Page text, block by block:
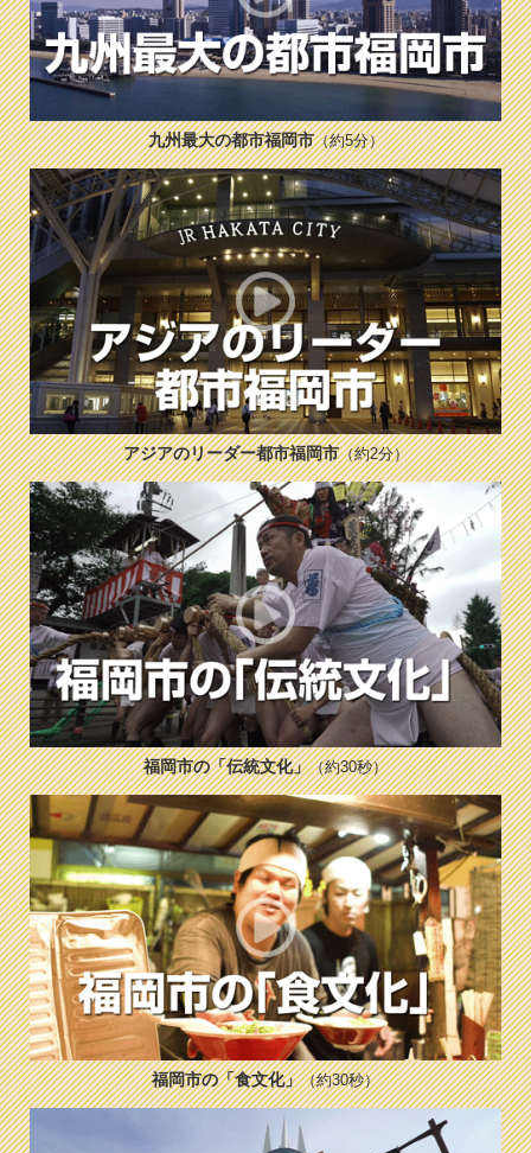
九州最大の都市福岡市（約5分）
アジアのリーダー都市福岡市（約2分）
福岡市の「伝統文化」（約30秒）
福岡市の「食文化」（約30秒）